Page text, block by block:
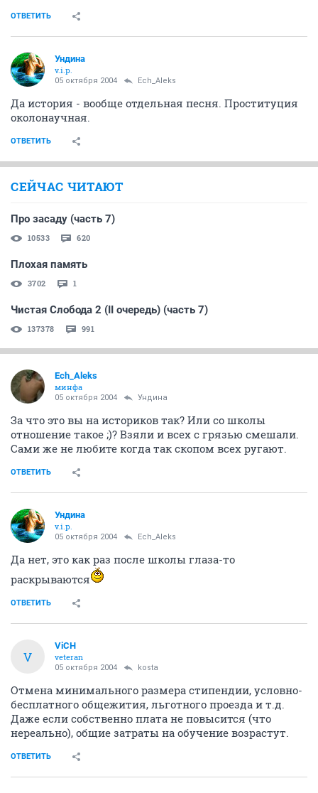
ОТВЕТИТЬ
Ундина
v.i.p.
05 октября 2004 Ech_Aleks
Да история - вообще отдельная песня. Проституция
околонаучная.
ОТВЕТИТЬ
СЕЙЧАС ЧИТАЮТ
Про засаду (часть 7)
10533 620
Плохая память
3702 1
Чистая Слобода 2 (II очередь) (часть 7)
137378 991
Ech_Aleks
минфа
05 октября 2004 Ундина
За что это вы на историков так? Или со школы
отношение такое ;)? Взяли и всех с грязью смешали.
Сами же не любите когда так скопом всех ругают.
ОТВЕТИТЬ
Ундина
v.i.p.
05 октября 2004 Ech_Aleks
Да нет, это как раз после школы глаза-то
раскрываются
ОТВЕТИТЬ
V
ViCH
veteran
05 октября 2004 kosta
Отмена минимального размера стипендии, условно-
бесплатного общежития, льготного проезда и т.д.
Даже если собственно плата не повысится (что
нереально), общие затраты на обучение возрастут.
ОТВЕТИТЬ